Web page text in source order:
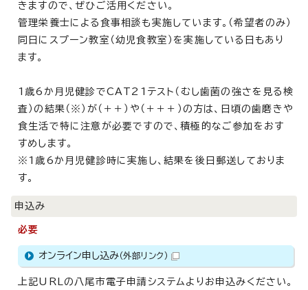
きますので、ぜひご活用ください。
管理栄養士による食事相談も実施しています。（希望者のみ）
同日にスプーン教室（幼児食教室）を実施している日もあり
ます。
1歳6か月児健診でCAT21テスト（むし歯菌の強さを見る検
査）の結果（※）が（＋＋）や（＋＋＋）の方は、日頃の歯磨きや
食生活で特に注意が必要ですので、積極的なご参加をおす
すめします。
※1歳6か月児健診時に実施し、結果を後日郵送しておりま
す。
申込み
必要
オンライン申し込み（外部リンク）
上記URLの八尾市電子申請システムよりお申込みください。